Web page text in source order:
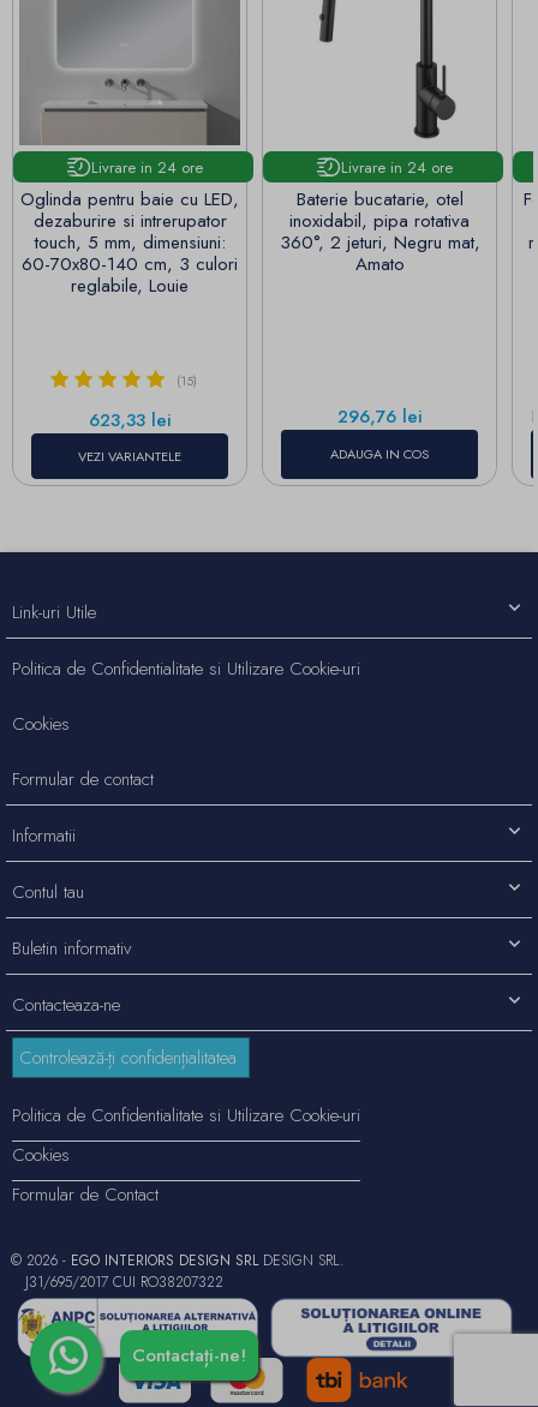
Livrare in 24 ore
Oglinda pentru baie cu LED,
dezaburire si intrerupator
touch, 5 mm, dimensiuni:
60-70x80-140 cm, 3 culori
reglabile, Louie
(15)
Pret
623,33 lei
VEZI VARIANTELE
Livrare in 24 ore
Baterie bucatarie, otel
inoxidabil, pipa rotativa
360°, 2 jeturi, Negru mat,
Amato
Pret
296,76 lei
ADAUGA IN COS
Contacteaza-ne
Link-uri Utile
Politica de Confidentialitate si Utilizare Cookie-uri
Cookies
Formular de contact
Informatii
Contul tau
Buletin informativ
Controlează-ți confidențialitatea
Politica de Confidentialitate si Utilizare Cookie-uri
Cookies
Formular de Contact
© 2026 - EGO INTERIORS DESIGN SRLDESIGN SRL.
J31/695/2017 CUI RO38207322
Contactați-ne!